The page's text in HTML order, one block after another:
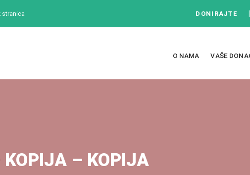
stranica DONIRAJTE
O NAMA VAŠE
– KOPIJA